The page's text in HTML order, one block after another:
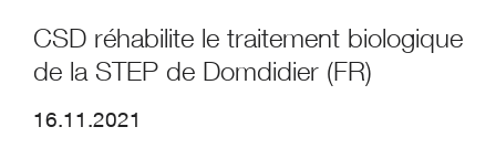
CSD réhabilite le traitement biologique
de la STEP de Domdidier (FR)
16.11.2021